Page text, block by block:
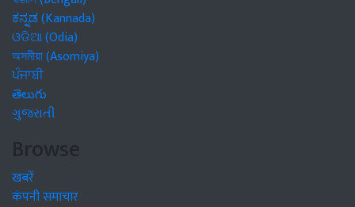
ಕನ್ನಡ (Kannada)
ଓଡିଆ (Odia)
অসমীয়া (Asomiya)
ਪੰਜਾਬੀ
తెలుగు
ગુજરાતી
Browse
खबरें
कंपनी समाचार